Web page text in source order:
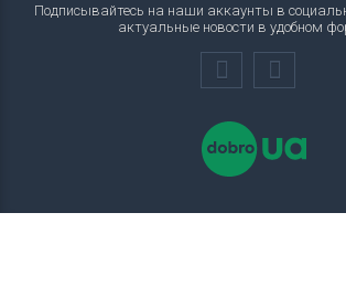
Подписывайтесь на наши аккаунты в
актуальные новости в удобном